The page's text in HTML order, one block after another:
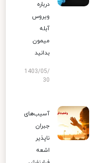
درباره
ویروس
آبله
میمون
بدانید
1403/05/
30
آسیب‌های
جبران
ناپذیر
اشعه